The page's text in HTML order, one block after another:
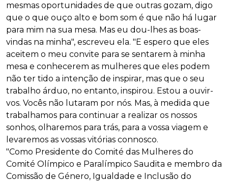
mesmas oportunidades de que outras gozam, digo
que o que ouço alto e bom som é que não há lugar
para mim na sua mesa. Mas eu dou-lhes as boas-
vindas na minha", escreveu ela. "E espero que eles
aceitem o meu convite para se sentarem à minha
mesa e conhecerem as mulheres que eles podem
não ter tido a intenção de inspirar, mas que o seu
trabalho árduo, no entanto, inspirou. Estou a ouvir-
vos. Vocês não lutaram por nós. Mas, à medida que
trabalhamos para continuar a realizar os nossos
sonhos, olharemos para trás, para a vossa viagem e
levaremos as vossas vitórias connosco.
"Como Presidente do Comité das Mulheres do
Comité Olímpico e Paralímpico Saudita e membro da
Comissão de Género, Igualdade e Inclusão do